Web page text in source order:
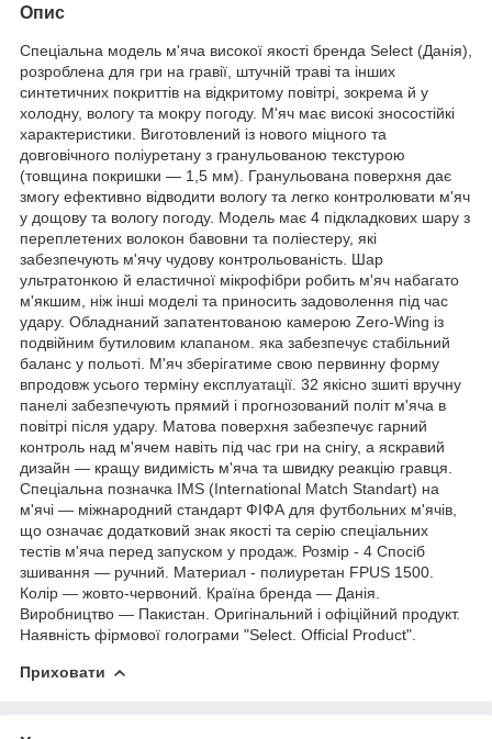
Опис
Спеціальна модель м'яча високої якості бренда Select (Данія),
розроблена для гри на гравії, штучній траві та інших
синтетичних покриттів на відкритому повітрі, зокрема й у
холодну, вологу та мокру погоду. М'яч має високі зносостійкі
характеристики. Виготовлений із нового міцного та
довговічного поліуретану з гранульованою текстурою
(товщина покришки — 1,5 мм). Гранульована поверхня дає
змогу ефективно відводити вологу та легко контролювати м'яч
у дощову та вологу погоду. Модель має 4 підкладкових шару з
переплетених волокон бавовни та поліестеру, які
забезпечують м'ячу чудову контрольованість. Шар
ультратонкою й еластичної мікрофібри робить м'яч набагато
м'якшим, ніж інші моделі та приносить задоволення під час
удару. Обладнаний запатентованою камерою Zero-Wing із
подвійним бутиловим клапаном. яка забезпечує стабільний
баланс у польоті. М'яч зберігатиме свою первинну форму
впродовж усього терміну експлуатації. 32 якісно зшиті вручну
панелі забезпечують прямий і прогнозований політ м'яча в
повітрі після удару. Матова поверхня забезпечує гарний
контроль над м'ячем навіть під час гри на снігу, а яскравий
дизайн — кращу видимість м'яча та швидку реакцію гравця.
Спеціальна позначка IMS (International Match Standart) на
м'ячі — міжнародний стандарт ФІФА для футбольних м'ячів,
що означає додатковий знак якості та серію спеціальних
тестів м'яча перед запуском у продаж. Розмір - 4 Спосіб
зшивання — ручний. Материал - полиуретан FPUS 1500.
Колір — жовто-червоний. Країна бренда — Данія.
Виробництво — Пакистан. Оригінальний і офіційний продукт.
Наявність фірмової голограми "Select. Official Product".
Приховати